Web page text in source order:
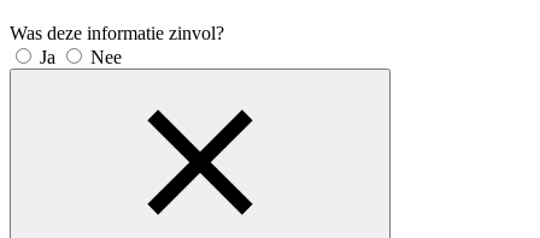
Was deze informatie zinvol?
Ja
Nee